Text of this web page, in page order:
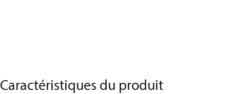
Caractéristiques du produit